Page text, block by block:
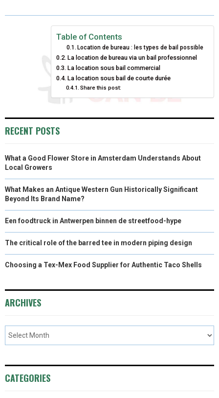
R
W
)
R
O
N
E
O
O
K
R
O
N
T
R
E
S
R
O
N
K
D
I
R
O
I
Table of Contents
Location de bureau : les types de bail possible
La location de bureau via un bail professionnel
La location sous bail commercial
La location sous bail de courte durée
Share this post:
RECENT POSTS
What a Good Flower Store in Amsterdam Understands About
Local Growers
What Makes an Antique Western Gun Historically Significant
Beyond Its Brand Name?
Een foodtruck in Antwerpen binnen de streetfood-hype
The critical role of the barred tee in modern piping design
Choosing a Tex-Mex Food Supplier for Authentic Taco Shells
ARCHIVES
CATEGORIES